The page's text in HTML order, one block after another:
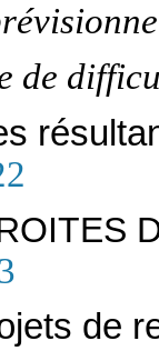
de
de